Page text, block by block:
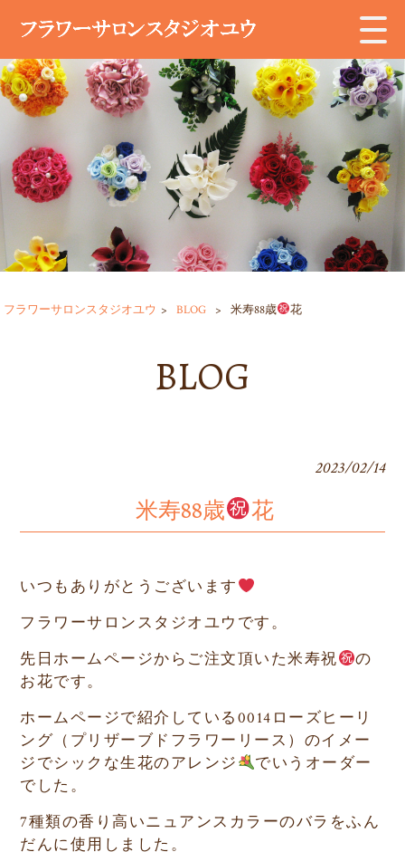
フラワーサロンスタジオユウ > BLOG > 米寿88歳 花
BLOG
2023/02/14
米寿88歳 花
いつもありがとうございます
フラワーサロンスタジオユウです。
先日ホームページからご注文頂いた米寿祝
の
お花です。
ホームページで紹介している0014 ローズヒーリ
ング（プリザーブドフラワーリース）のイメー
ジでシックな生花のアレンジ
でいうオーダー
でした。
7種類の香り高いニュアンスカラーのバラをふん
だんに使用しました。